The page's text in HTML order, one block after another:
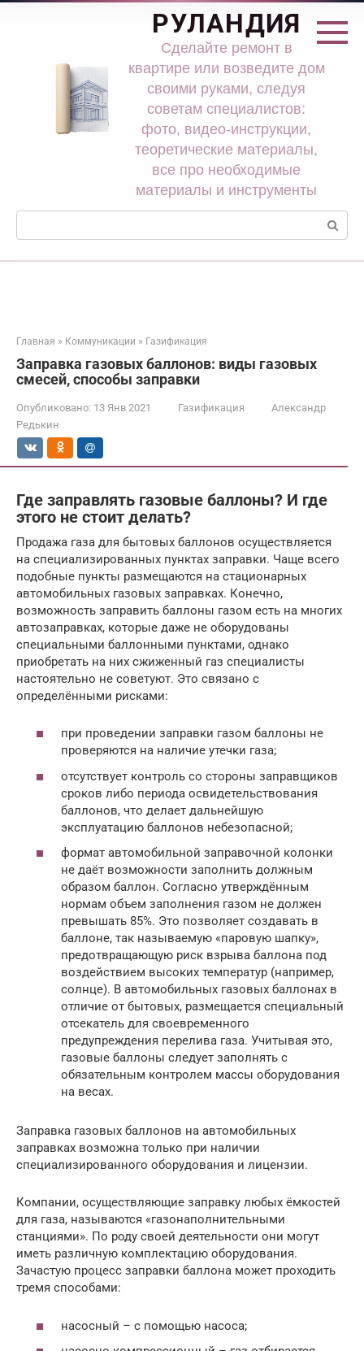
Перейти
РУЛАНДИЯ
Сделайте ремонт в
квартире или возведите дом
своими руками, следуя
советам специалистов:
фото, видео-инструкции,
теоретические материалы,
все про необходимые
материалы и инструменты
Поиск:
Главная » Коммуникации » Газификация
Заправка газовых баллонов: виды газовых
смесей, способы заправки
Опубликовано: 13 Янв 2021 Газификация
Александр
Редькин
Где заправлять газовые баллоны? И где
этого не стоит делать?
Продажа газа для бытовых баллонов осуществляется
на специализированных пунктах заправки. Чаще всего
подобные пункты размещаются на стационарных
автомобильных газовых заправках. Конечно,
возможность заправить баллоны газом есть на многих
автозаправках, которые даже не оборудованы
специальными баллонными пунктами, однако
приобретать на них сжиженный газ специалисты
настоятельно не советуют. Это связано с
определёнными рисками:
при проведении заправки газом баллоны не
проверяются на наличие утечки газа;
отсутствует контроль со стороны заправщиков
сроков либо периода освидетельствования
баллонов, что делает дальнейшую
эксплуатацию баллонов небезопасной;
формат автомобильной заправочной колонки
не даёт возможности заполнить должным
образом баллон. Согласно утверждённым
нормам объем заполнения газом не должен
превышать 85%. Это позволяет создавать в
баллоне, так называемую «паровую шапку»,
предотвращающую риск взрыва баллона под
воздействием высоких температур (например,
солнце). В автомобильных газовых баллонах в
отличие от бытовых, размещается специальный
отсекатель для своевременного
предупреждения перелива газа. Учитывая это,
газовые баллоны следует заполнять с
обязательным контролем массы оборудования
на весах.
Заправка газовых баллонов на автомобильных
заправках возможна только при наличии
специализированного оборудования и лицензии.
Компании, осуществляющие заправку любых ёмкостей
для газа, называются «газонаполнительными
станциями». По роду своей деятельности они могут
иметь различную комплектацию оборудования.
Зачастую процесс заправки баллона может проходить
тремя способами:
насосный – с помощью насоса;